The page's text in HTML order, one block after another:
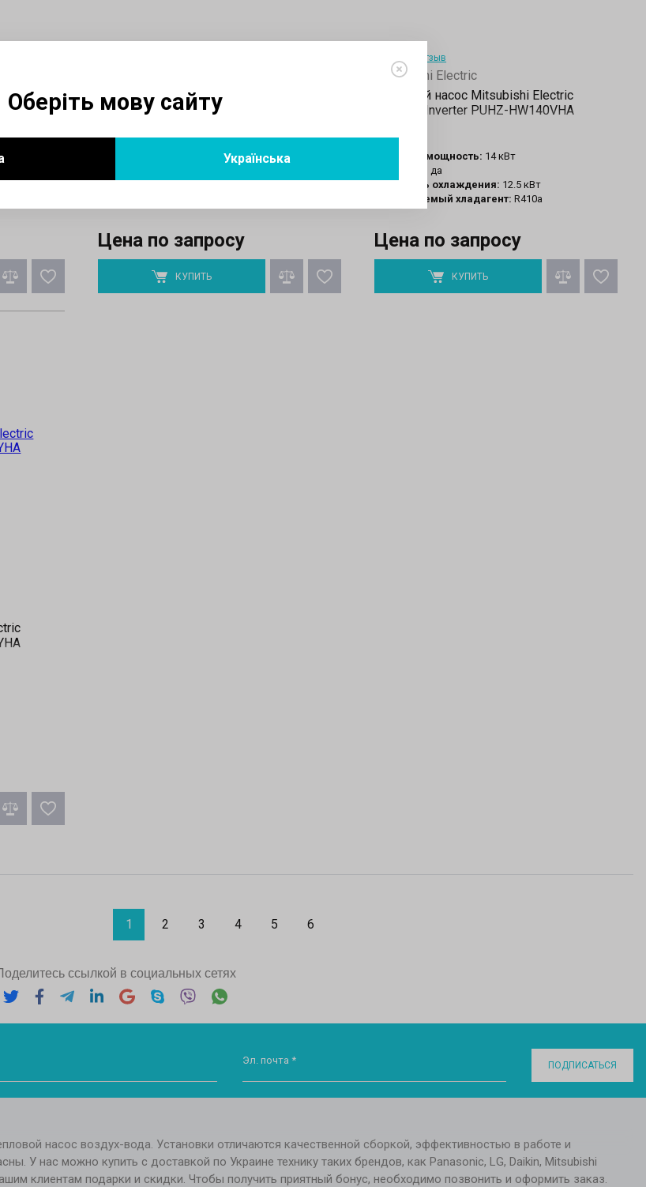
Оберіть мову сайту
Українська
Gen
Тепловой насос Mitsubishi Electric
Zubadan Inverter PUHZ-HW140YHA
14 кВт
Цена по запросу
КУПИТЬ
Написать отзыв
Mitsubishi Electric
Тепловой насос Mitsubishi Electric
Zubadan Inverter PUHZ-HW140VHA
Тепловая мощность: 14 кВт
да
Мощность охлаждения: 12.5 кВт
Используемый хладагент: R410a
Цена по запросу
КУПИТЬ
1 2 3 4 5 6
ссылкой в социальных сетях
Эл. почта * ПОДПИСАТЬСЯ
насос воздух-вода. Установки отличаются качественной сборкой, эффективностью в работе и
У нас можно купить с доставкой по Украине технику таких брендов, как Panasonic, LG, Daikin, Mitsubishi
клиентам подарки и скидки. Чтобы получить приятный бонус, необходимо позвонить и оформить заказ.